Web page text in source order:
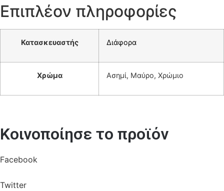
Επιπλέον πληροφορίες
Κατασκευαστής Διάφορα
Χρώμα Ασημί, Μαύρο, Χρώμιο
Κοινοποίησε το προϊόν
Facebook
Twitter